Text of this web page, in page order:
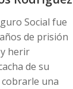
Social fue
de prisión
herir
de su
una